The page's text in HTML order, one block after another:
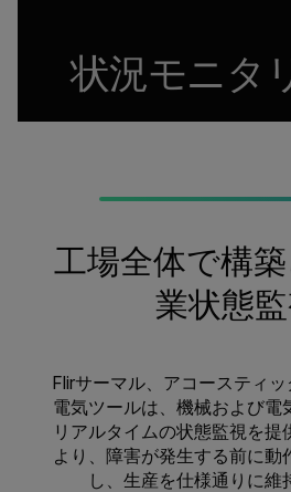
状況モニタ
工場全体で構
業状態
Flirサーマル、アコースティ
電気ツールは、機械および電
リアルタイムの状態監視を提
より、障害が発生する前に動
し、生産を仕様通りに維